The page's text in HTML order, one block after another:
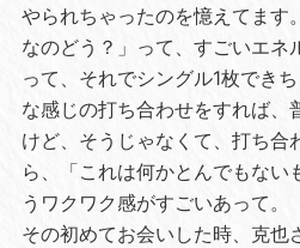
やられちゃったのを憶えてます
なのどう？」って、すごいエネ
って、それでシングル1枚でき
な感じの打ち合わせをすれば、
けど、そうじゃなくて、打ち合
ら、「これは何かとんでもない
うワクワク感がすごいあって。
その初めてお会いした時、克也